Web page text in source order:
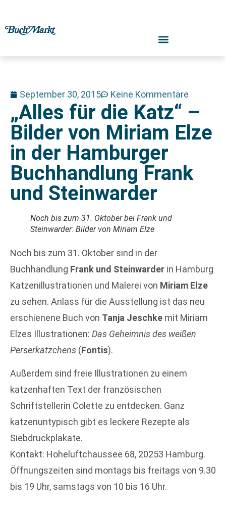
September 30, 2015 Keine Kommentare
„Alles für die Katz“ –
Bilder von Miriam Elze
in der Hamburger
Buchhandlung Frank
und Steinwarder
Noch bis zum 31. Oktober bei Frank und
Steinwarder: Bilder von Miriam Elze
Noch bis zum 31. Oktober sind in der
Buchhandlung Frank und Steinwarder in Hamburg
Katzenillustrationen und Malerei von Miriam Elze
zu sehen. Anlass für die Ausstellung ist das neu
erschienene Buch von Tanja Jeschke mit Miriam
Elzes Illustrationen: Das Geheimnis des weißen
Perserkätzchens (Fontis).
Außerdem sind freie Illustrationen zu einem
katzenhaften Text der französischen
Schriftstellerin Colette zu entdecken. Ganz
katzenuntypisch gibt es leckere Rezepte als
Siebdruckplakate.
Kontakt: Hoheluftchaussee 68, 20253 Hamburg.
Öffnungszeiten sind montags bis freitags von 9.30
bis 19 Uhr, samstags von 10 bis 16 Uhr.